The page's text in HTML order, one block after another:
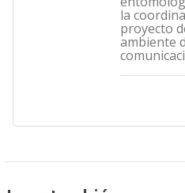
la
proyecto
ambiente